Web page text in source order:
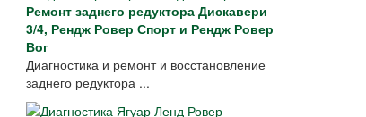
Ремонт заднего редуктора Дискавери
3/4, Рендж Ровер Спорт и Рендж Ровер
Вог
Диагностика и ремонт и восстановление
заднего редуктора ...